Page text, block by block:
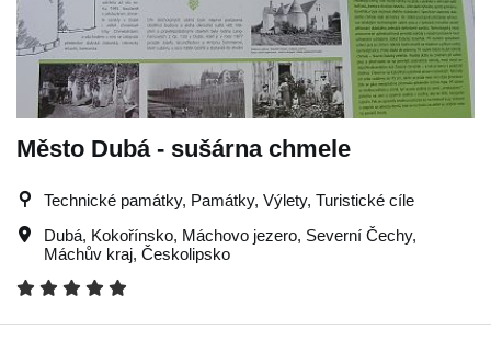
Město Dubá - sušárna chmele
Technické památky, Památky, Výlety, Turistické cíle
Dubá, Kokořínsko, Máchovo jezero, Severní Čechy,
Máchův kraj, Českolipsko